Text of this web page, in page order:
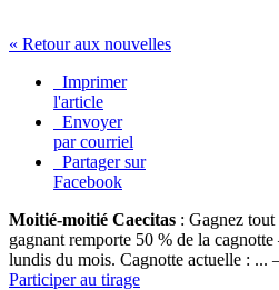
« Retour aux nouvelles
Imprimer
l'article
Envoyer
par courriel
Partager sur
Facebook
Moitié-moitié Caecitas : Gagnez
gagnant remporte 50 % de la
lundis du mois. Cagnotte actuelle : ...
Participer au tirage